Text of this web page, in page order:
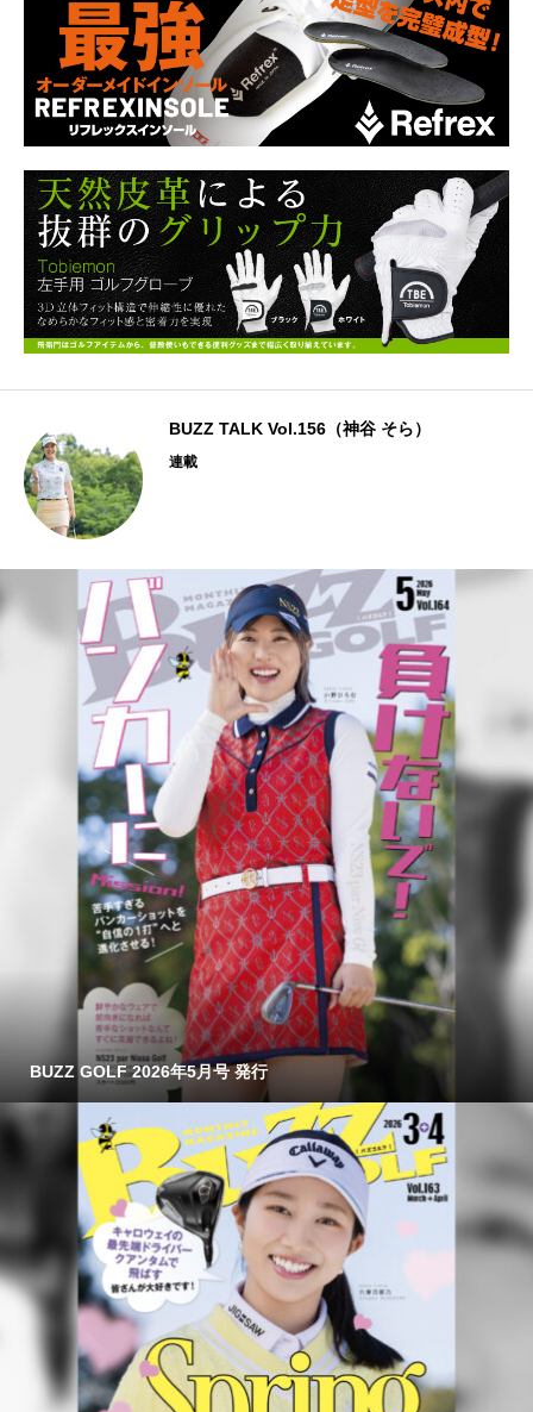
BUZZ TALK Vol.156（神谷 そら）
連載
BUZZ GOLF 2026年5月号 発行